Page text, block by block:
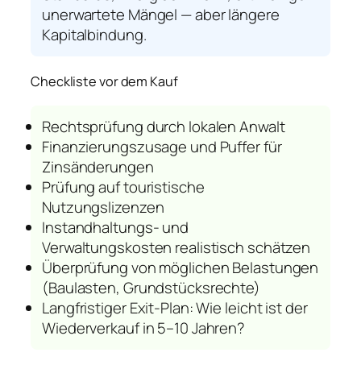
unerwartete Mängel — aber längere
Kapitalbindung.
Checkliste vor dem Kauf
Rechtsprüfung durch lokalen Anwalt
Finanzierungszusage und Puffer für
Zinsänderungen
Prüfung auf touristische
Nutzungslizenzen
Instandhaltungs- und
Verwaltungskosten realistisch schätzen
Überprüfung von möglichen Belastungen
(Baulasten, Grundstücksrechte)
Langfristiger Exit-Plan: Wie leicht ist der
Wiederverkauf in 5–10 Jahren?